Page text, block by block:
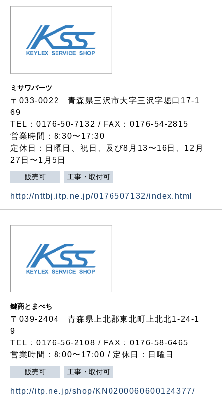
ミサワパーツ
〒033-0022 青森県三沢市大字三沢字堀口17-1
69
TEL：0176-50-7132 / FAX：0176-54-2815
営業時間：8:30〜17:30
定休日：日曜日、祝日、及び8月13〜16日、12月
27日〜1月5日
販売可 工事・取付可
http://nttbj.itp.ne.jp/0176507132/index.html
鍵商とまべち
〒039-2404 青森県上北郡東北町上北北1-24-1
9
TEL：0176-56-2108 / FAX：0176-58-6465
営業時間：8:00〜17:00 / 定休日：日曜日
販売可 工事・取付可
http://itp.ne.jp/shop/KN0200060600124377/